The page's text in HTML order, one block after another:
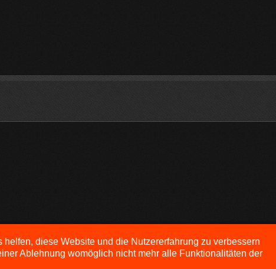
diese Website und die Nutzererfahrung zu verbessern
Ablehnung womöglich nicht mehr alle Funktionalitäten der